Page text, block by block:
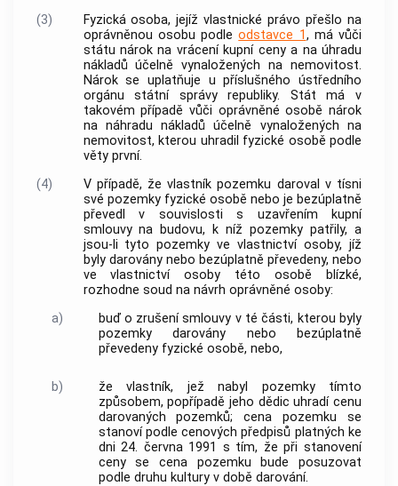
(3)
Fyzická osoba, jejíž vlastnické právo přešlo na
oprávněnou osobu podleodstavce 1, má vůči
státu nárok na vrácení kupní ceny a na úhradu
nákladů účelně vynaložených na nemovitost.
Nárok se uplatňuje u příslušného ústředního
orgánu státní správy republiky. Stát má v
takovém případě vůči oprávněné osobě nárok
na náhradu nákladů účelně vynaložených na
nemovitost, kterou uhradil fyzické osobě podle
věty první.
(4)
V případě, že vlastník pozemku daroval v tísni
své pozemky fyzické osobě nebo je bezúplatně
převedl v souvislosti s uzavřením kupní
smlouvy na budovu, k níž pozemky patřily, a
jsou-li tyto pozemky ve vlastnictví osoby, jíž
byly darovány nebo bezúplatně převedeny, nebo
ve vlastnictví osoby této osobě blízké,
rozhodne soud na návrh oprávněné osoby:
a)
buď o zrušení smlouvy v té části, kterou byly
pozemky darovány nebo bezúplatně
převedeny fyzické osobě, nebo,
b)
že vlastník, jež nabyl pozemky tímto
způsobem, popřípadě jeho dědic uhradí cenu
darovaných pozemků; cena pozemku se
stanoví podle cenových předpisů platných ke
dni 24. června 1991 s tím, že při stanovení
ceny se cena pozemku bude posuzovat
podle druhu kultury v době darování.